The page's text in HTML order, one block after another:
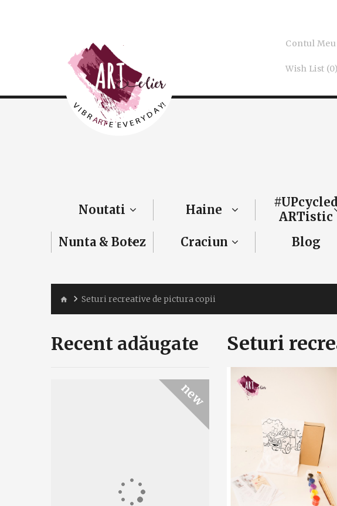
Contul Meu
Wish List (0)
Noutati Haine
#UPcycled
ARTistic
Nunta & Botez Craciun Blog
Seturi recreative de pictura copii
Recent adăugate
new
Seturi